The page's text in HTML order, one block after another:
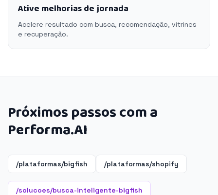
Ative melhorias de jornada
Acelere resultado com busca, recomendação, vitrines
e recuperação.
Próximos passos com a
Performa.AI
/plataformas/bigfish /plataformas/shopify
/solucoes/busca-inteligente-bigfish